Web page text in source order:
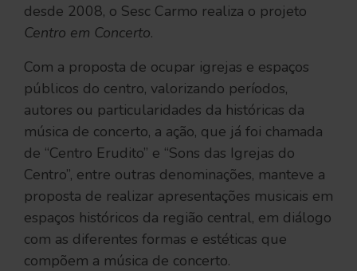
desde 2008, o Sesc Carmo realiza o projeto
Centro em Concerto.
Com a proposta de ocupar igrejas e espaços
públicos do centro, valorizando períodos,
autores ou particularidades da históricas da
música de concerto, a ação, que já foi chamada
de “Centro Erudito” e “Sons das Igrejas do
Centro”, entre outras denominações, manteve a
proposta de realizar apresentações musicais em
espaços históricos da região central, em diálogo
com as diferentes formas e estéticas que
compõem a música de concerto.